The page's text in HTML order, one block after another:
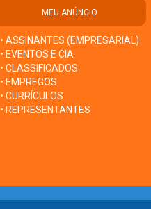
MEU ANÚNCIO
• ASSINANTES (EMPRESARIAL)
• EVENTOS E CIA
• CLASSIFICADOS
• EMPREGOS
• CURRÍCULOS
• REPRESENTANTES